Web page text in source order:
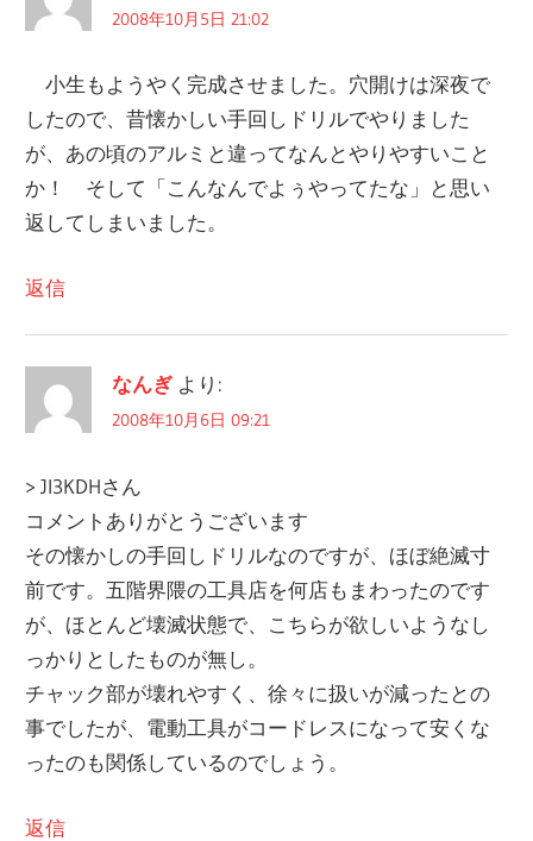
2008年10月5日 21:02
小生もようやく完成させました。穴開けは深夜で
したので、昔懐かしい手回しドリルでやりました
が、あの頃のアルミと違ってなんとやりやすいこと
か！ そして「こんなんでよぅやってたな」と思い
返してしまいました。
返信
なんぎ より:
2008年10月6日 09:21
> JI3KDHさん
コメントありがとうございます
その懐かしの手回しドリルなのですが、ほぼ絶滅寸
前です。五階界隈の工具店を何店もまわったのです
が、ほとんど壊滅状態で、こちらが欲しいようなし
っかりとしたものが無し。
チャック部が壊れやすく、徐々に扱いが減ったとの
事でしたが、電動工具がコードレスになって安くな
ったのも関係しているのでしょう。
返信